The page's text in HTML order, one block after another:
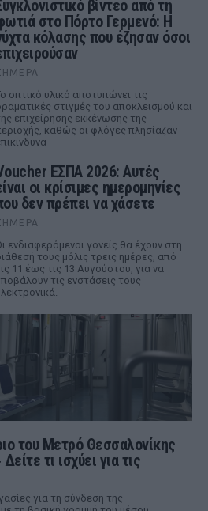
βίντεο από τη
στο Πόρτο Γερμενό: Η
κόλασης που έζησαν όσοι
οπτικό υλικό αποτυπώνει τις
στιγμές του αποκλεισμού και
επιχείρησης εκκένωσης της
καθώς οι φλόγες πλησίαζαν
ΕΣΠΑ 2026: Αυτές
οι κρίσιμες ημερομηνίες
δεν πρέπει να χάσετε
ενδιαφερόμενοι γονείς θα έχουν στη
τους μόλις τρεις ημέρες, από
11 έως τις 13 Αυγούστου, για να
τις ενστάσεις τους
του Μετρό Θεσσαλονίκης
τι ισχύει για τις
για τη σύνδεση της